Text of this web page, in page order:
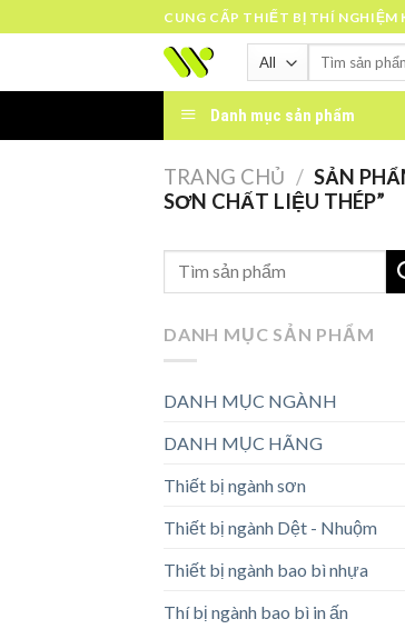
to
CUNG CẤP THIẾT BỊ THÍ
Tìm
Danh mục sản phẩm
TRANG CHỦ / SẢN
SƠN CHẤT LIỆU THÉP”
DANH MỤC SẢN PHẨM
DANH MỤC NGÀNH
DANH MỤC HÃNG
Thiết bị ngành sơn
Thiết bị ngành Dệt - Nhuộm
Thiết bị ngành bao bì nhựa
Thí bị ngành bao bì in ấn